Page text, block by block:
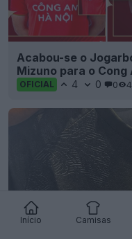
Início Camisas
Acabou-se o
Mizuno para o Cong
OFICIAL 4 0 0